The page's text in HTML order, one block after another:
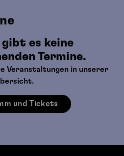
es keine
Termine.
Veranstaltungen in unserer
und Tickets